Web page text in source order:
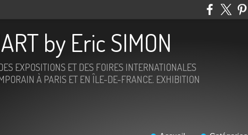
by Eric SIMON
EXPOSITIONS ET DES FOIRES INTERNATIONALES
À PARIS ET EN ÎLE-DE-FRANCE. EXHIBITION